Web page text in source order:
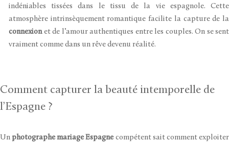
indéniables tissées dans le tissu de la vie espagnole. Cette
atmosphère intrinsèquement romantique facilite la capture de la
connexionet de l’amour authentiques entre les couples. On se sent
vraiment comme dans un rêve devenu réalité.
Comment capturer la beauté intemporelle de
l’Espagne ?
Unphotographe mariage Espagnecompétent sait comment exploiter